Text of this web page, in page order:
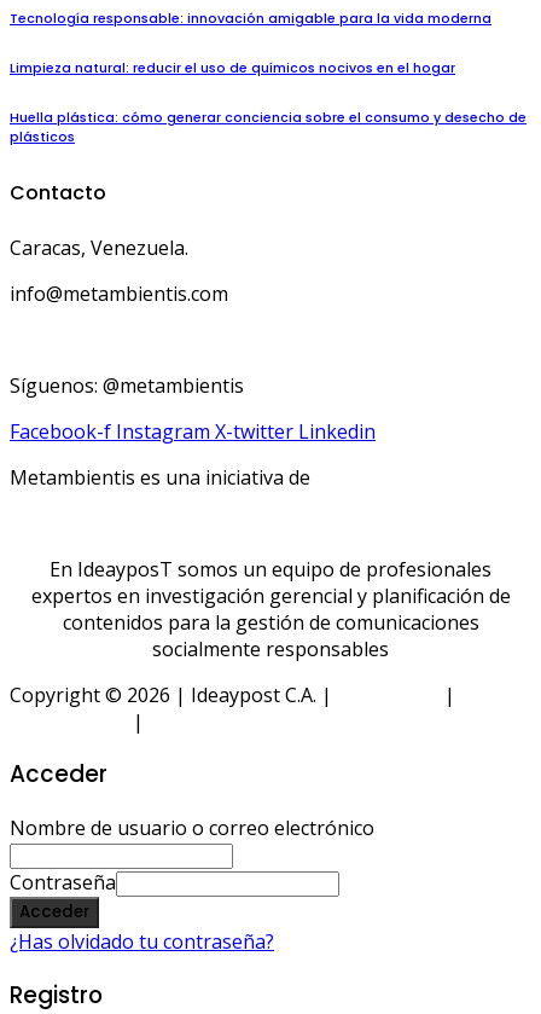
Tecnología responsable: innovación amigable para la vida moderna
Limpieza natural: reducir el uso de químicos nocivos en el hogar
Huella plástica: cómo generar conciencia sobre el consumo y desecho de
plásticos
Contacto
Caracas, Venezuela.
info@metambientis.com
Síguenos: @metambientis
Facebook-f Instagram X-twitter Linkedin
Metambientis es una iniciativa de
En IdeayposT somos un equipo de profesionales
expertos en investigación gerencial y planificación de
contenidos para la gestión de comunicaciones
socialmente responsables
Copyright © 2026 | Ideaypost C.A. |
|
|
Acceder
Nombre de usuario o correo electrónico
Contraseña
Acceder
¿Has olvidado tu contraseña?
Registro